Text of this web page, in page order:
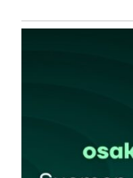
Säilyttää